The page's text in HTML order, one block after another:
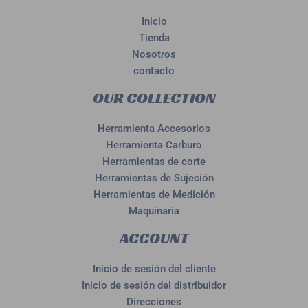
Inicio
Tienda
Nosotros
contacto
OUR COLLECTION
Herramienta Accesorios
Herramienta Carburo
Herramientas de corte
Herramientas de Sujeción
Herramientas de Medición
Maquinaria
ACCOUNT
Inicio de sesión del cliente
Inicio de sesión del distribuidor
Direcciones